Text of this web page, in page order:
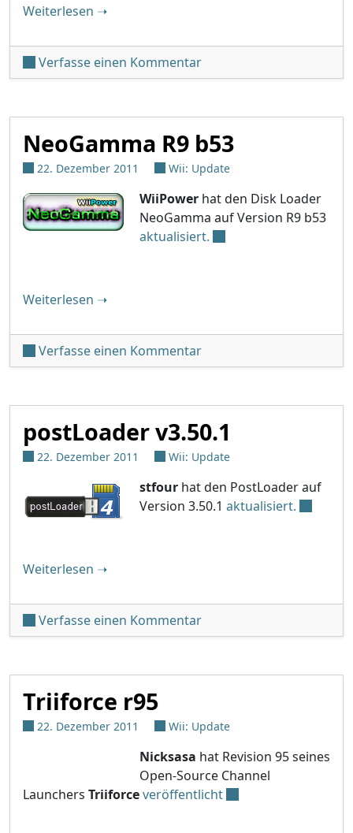
Weiterlesen "WiiFresh 0.2b"
➝
Verfasse einen Kommentarunter 'WiiFresh 0.2b'
NeoGamma R9 b53
22. Dezember 2011 Wii: Update
WiiPower hat den Disk Loader
NeoGamma auf Version R9 b53
aktualisiert.
Weiterlesen "NeoGamma R9 b53"
➝
Verfasse einen Kommentarunter 'NeoGamma R9
postLoader v3.50.1
22. Dezember 2011 Wii: Update
stfour hat den PostLoader auf
Version 3.50.1 aktualisiert.
Weiterlesen "postLoader v3.50.1"
➝
Verfasse einen Kommentarunter 'postLoader
Triiforce r95
22. Dezember 2011 Wii: Update
Nicksasa hat Revision 95 seines
Open-Source Channel
Launchers Triiforceveröffentlicht